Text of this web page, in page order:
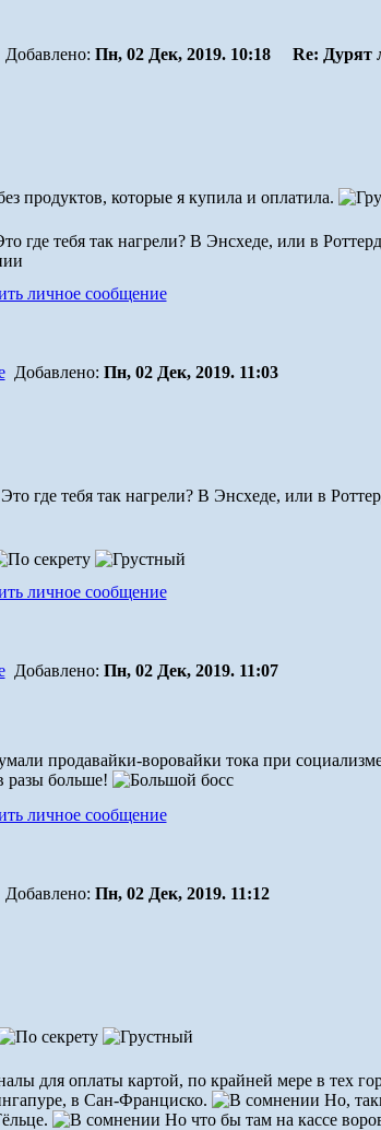
Добавлено: Пн, 02 Дек, 2019. 10:18 Re: Дурят
продуктов, которые я купила и оплатила.
где тебя так нагрели? В Энсхеде, или в
Добавлено: Пн, 02 Дек, 2019. 11:03
где тебя так нагрели? В Энсхеде, или в
Добавлено: Пн, 02 Дек, 2019. 11:07
продавайки-воровайки тока при
разы больше!
Добавлено: Пн, 02 Дек, 2019. 11:12
для оплаты картой, по крайней мере в тех
в Сан-Франциско.
Но,
Но что бы там на кассе